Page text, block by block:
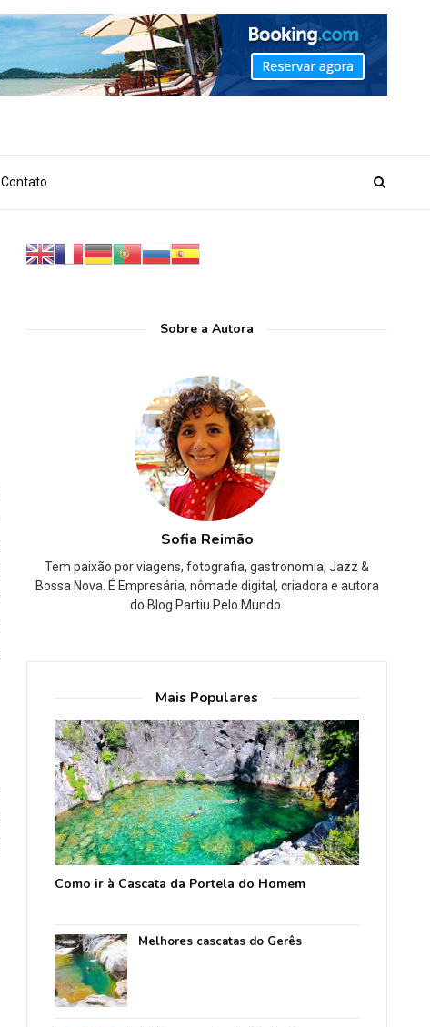
Contato
Sobre a Autora
Sofia Reimão
Tem paixão por viagens, fotografia, gastronomia, Jazz &
Bossa Nova. É Empresária, nômade digital, criadora e autora
do Blog Partiu Pelo Mundo.
Mais Populares
Como ir à Cascata da Portela do Homem
Melhores cascatas do Gerês